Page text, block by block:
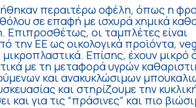
περαιτέρω οφέλη, όπως η
σε επαφή με ισχυρά χημικά
Επιπροσθέτως, οι ταμπλέτες είναι
την ΕΕ ως οικολογικά προϊόντα,
Επίσης, έχουν
με τη μεταφορά υγρών
και ανακυκλώσιμων
και στηρίζουμε την
και για τις “πράσινες” και πιο